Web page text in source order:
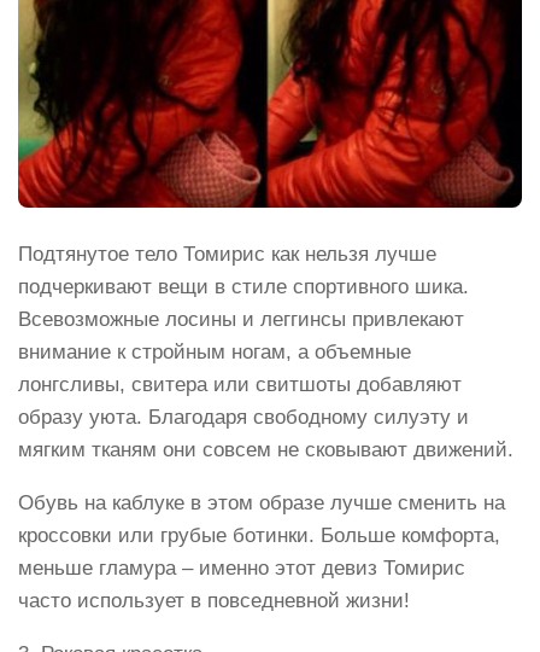
Подтянутое тело Томирис как нельзя лучше
подчеркивают вещи в стиле спортивного шика.
Всевозможные лосины и леггинсы привлекают
внимание к стройным ногам, а объемные
лонгсливы, свитера или свитшоты добавляют
образу уюта. Благодаря свободному силуэту и
мягким тканям они совсем не сковывают движений.
Обувь на каблуке в этом образе лучше сменить на
кроссовки или грубые ботинки. Больше комфорта,
меньше гламура – именно этот девиз Томирис
часто использует в повседневной жизни!